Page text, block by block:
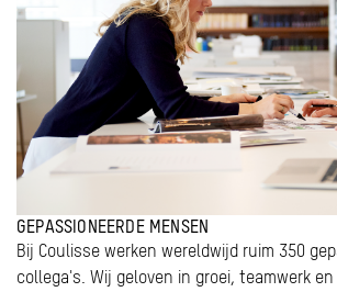
GEPASSIONEERDE MENSEN
Bij Coulisse werken wereldwijd ruim 350
collega's. Wij geloven in groei, teamwerk